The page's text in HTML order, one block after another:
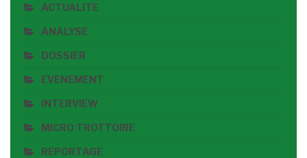
ACTUALITE
ANALYSE
DOSSIER
EVENEMENT
INTERVIEW
MICRO TROTTOIRE
REPORTAGE